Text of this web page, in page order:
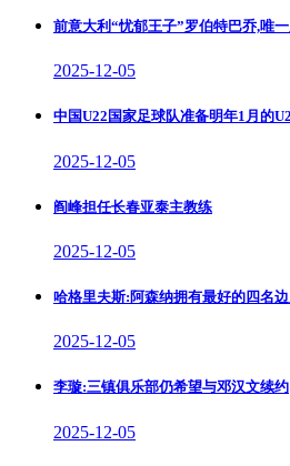
前意大利“忧郁王子”罗伯特巴乔,唯
2025-12-05
中国U22国家足球队准备明年1月的
2025-12-05
阎峰担任长春亚泰主教练
2025-12-05
哈格里夫斯:阿森纳拥有最好的四名
2025-12-05
李璇:三镇俱乐部仍希望与邓汉文续约
2025-12-05